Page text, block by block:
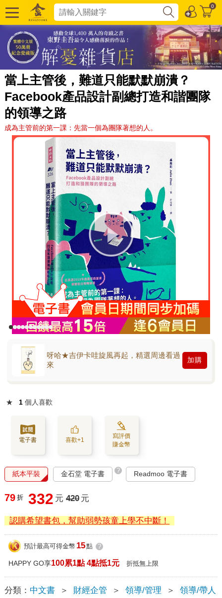
0
當上主管後，難道只能默默崩潰？
Facebook產品設計副總打造和諧團隊
的領導之路
成為主管前的第一課：先當一個為團隊著想的人。
呀哈★吉伊卡哇旋風再起，精選周邊看過
來
加購
★ 1 個人喜歡
電子書 喜歡+1
寫評價
賺金幣
紙本平裝 金石堂 電子書 ? Readmoo 電子書
79 折 332 元 420 元
認購希望書包，幫助弱勢孩童上學不中斷！
預計最高可得金幣 15點 ?
HAPPY GO享100累1點 4點抵1元 折抵無上限
分類： 中文書 ＞ 財經企管 ＞ 領導/管理 ＞ 領導/帶人